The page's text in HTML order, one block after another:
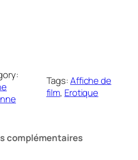
Tags:Affiche de
film, Erotique
complémentaires